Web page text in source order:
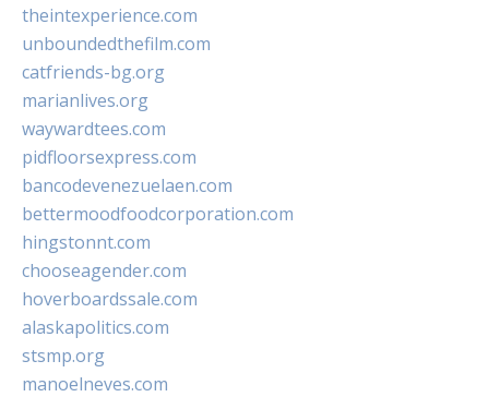
theintexperience.com
unboundedthefilm.com
catfriends-bg.org
marianlives.org
waywardtees.com
pidfloorsexpress.com
bancodevenezuelaen.com
bettermoodfoodcorporation.com
hingstonnt.com
chooseagender.com
hoverboardssale.com
alaskapolitics.com
stsmp.org
manoelneves.com